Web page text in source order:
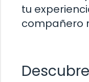
tu
compañero